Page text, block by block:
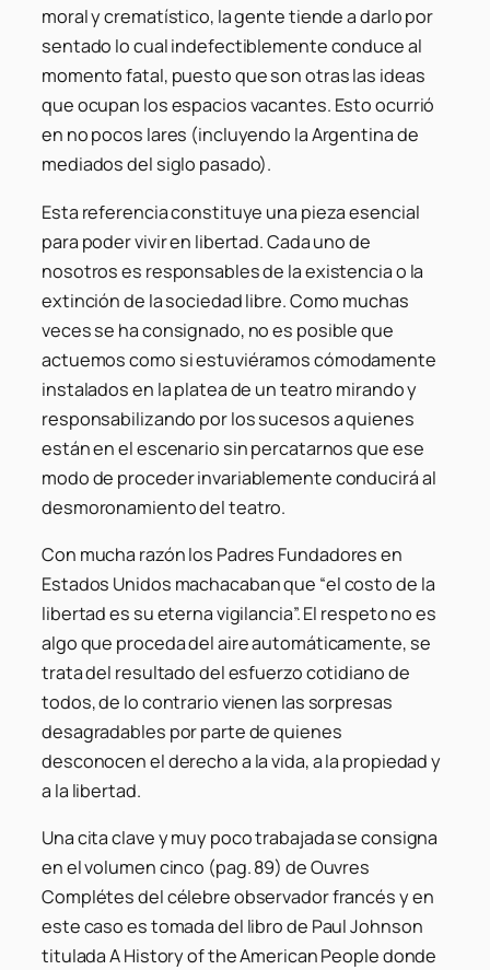
moral y crematístico, la gente tiende a darlo por
sentado lo cual indefectiblemente conduce al
momento fatal, puesto que son otras las ideas
que ocupan los espacios vacantes. Esto ocurrió
en no pocos lares (incluyendo la Argentina de
mediados del siglo pasado).
Esta referencia constituye una pieza esencial
para poder vivir en libertad. Cada uno de
nosotros es responsables de la existencia o la
extinción de la sociedad libre. Como muchas
veces se ha consignado, no es posible que
actuemos como si estuviéramos cómodamente
instalados en la platea de un teatro mirando y
responsabilizando por los sucesos a quienes
están en el escenario sin percatarnos que ese
modo de proceder invariablemente conducirá al
desmoronamiento del teatro.
Con mucha razón los Padres Fundadores en
Estados Unidos machacaban que “el costo de la
libertad es su eterna vigilancia”. El respeto no es
algo que proceda del aire automáticamente, se
trata del resultado del esfuerzo cotidiano de
todos, de lo contrario vienen las sorpresas
desagradables por parte de quienes
desconocen el derecho a la vida, a la propiedad y
a la libertad.
Una cita clave y muy poco trabajada se consigna
en el volumen cinco (pag. 89) de Ouvres
Complétes del célebre observador francés y en
este caso es tomada del libro de Paul Johnson
titulada A History of the American People donde